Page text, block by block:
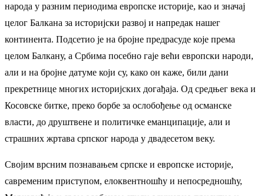
народа у разним периодима европске историје, као и значај
целог Балкана за историјски развој и напредак нашег
континента. Подсетио је на бројне предрасуде које према
целом Балкану, а Србима посебно гаје већи европски народи,
али и на бројне датуме који су, како он каже, били дани
прекретнице многих историјских догађаја. Од средњег века и
Косовске битке, преко борбе за ослобођење од османске
власти, до друштвене и политичке еманципације, али и
страшних жртава српског народа у двадесетом веку.
Својим врсним познавањем српске и европске историје,
савременим приступом, елоквентношћу и непосредношћу,